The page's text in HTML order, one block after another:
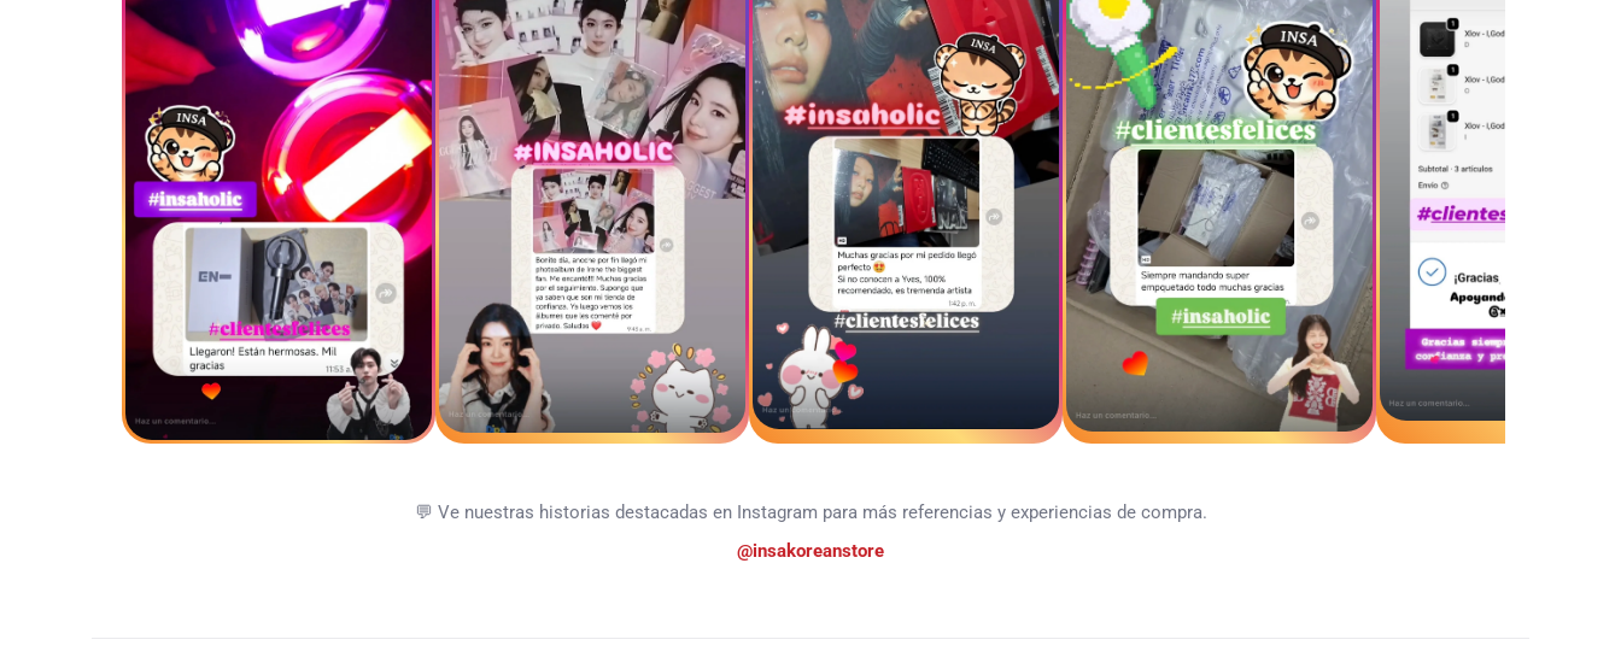
💬 Ve nuestras historias destacadas en Instagram para más referencias y experiencias de compra.
@insakoreanstore